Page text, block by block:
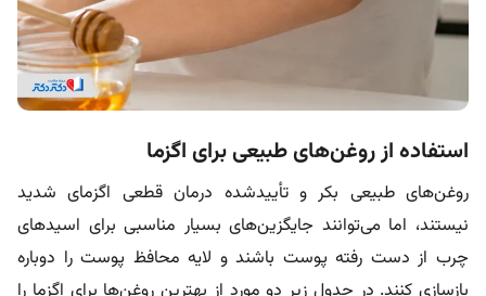
استفاده از روغن‌های طبیعی برای اگزما
روغن‌های طبیعی بکر و تأییدشده درمان قطعی اگزمای شدید
نیستند، اما می‌توانند جایگزین‌های بسیار مناسبی برای اسیدهای
چرب از دست رفته پوست باشند و لایه محافظ پوست را دوباره